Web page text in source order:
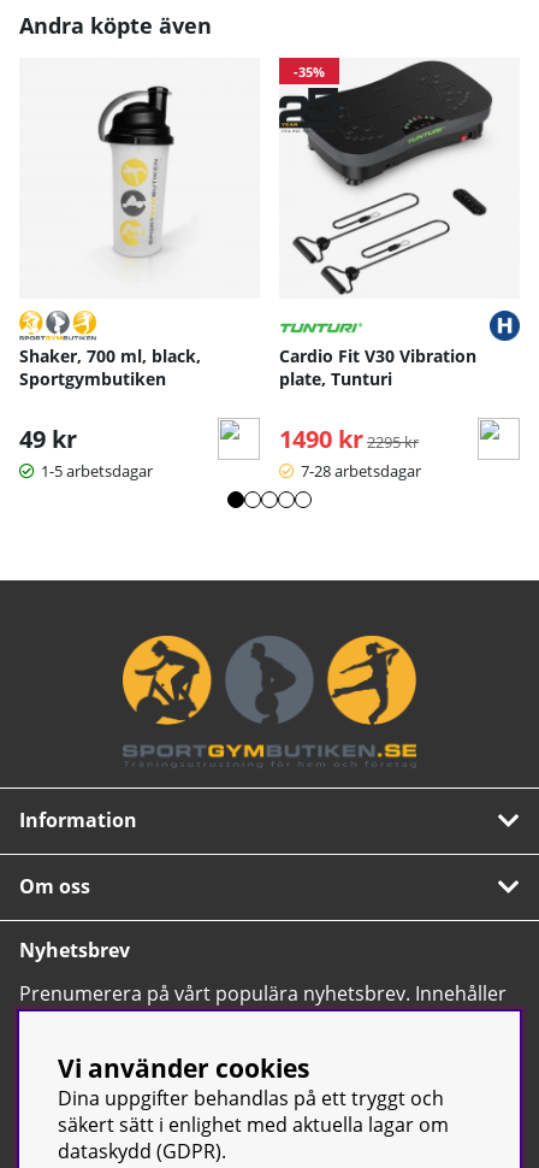
Andra köpte även
Shaker, 700 ml, black,
Sportgymbutiken
49 kr
1-5 arbetsdagar
-35%
Cardio Fit V30 Vibration
plate, Tunturi
1490 kr Ordinarie pris:
2295 kr
7-28 arbetsdagar
Information
Om oss
Nyhetsbrev
Prenumerera på vårt populära nyhetsbrev. Innehåller
tips, nyheter och våra allra bästa erbjudanden.
Vi använder cookies
Dina uppgifter behandlas på ett tryggt och
säkert sätt i enlighet med aktuella lagar om
dataskydd (GDPR).